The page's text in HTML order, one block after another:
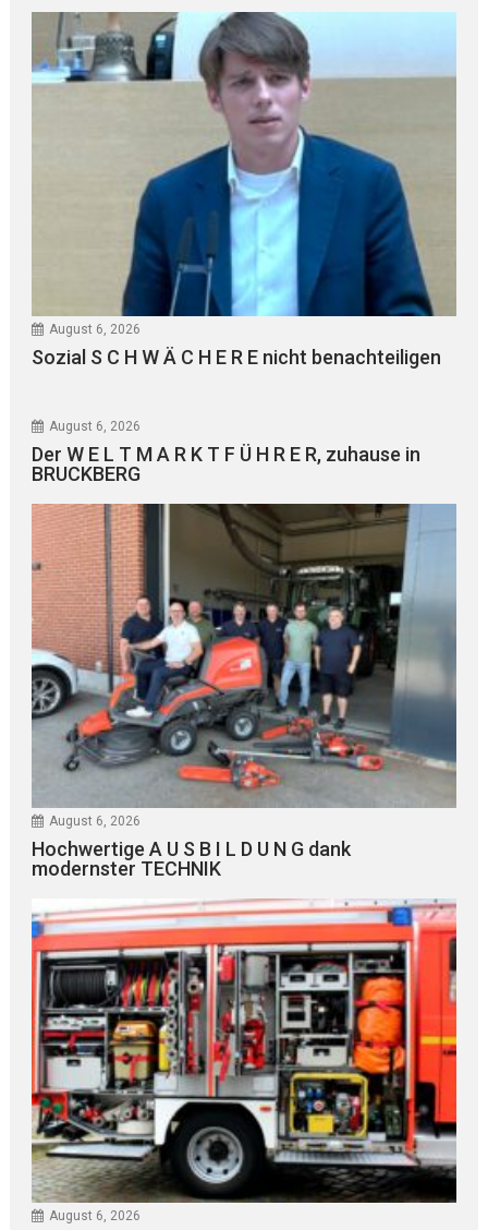
August 6, 2026
Sozial S C H W Ä C H E R E nicht benachteiligen
August 6, 2026
Der W E L T M A R K T F Ü H R E R, zuhause in
BRUCKBERG
August 6, 2026
Hochwertige A U S B I L D U N G dank
modernster TECHNIK
August 6, 2026